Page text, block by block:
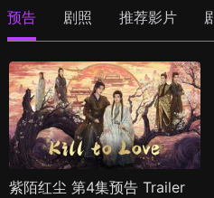
预告 剧照 推荐影片
紫陌红尘 第4集预告 Trailer